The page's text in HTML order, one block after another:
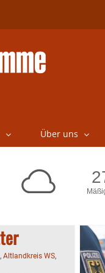
Über uns
, Altlandkreis WS,